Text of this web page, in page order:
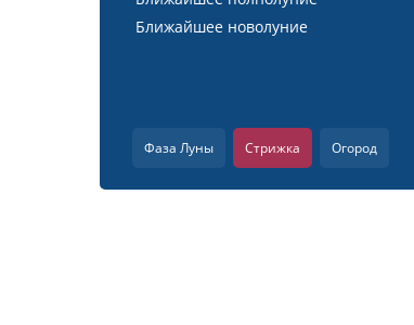
Ближайшее новолуние
Фаза Луны Стрижка Огород